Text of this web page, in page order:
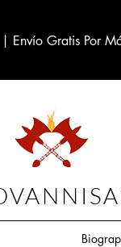
Envío Gratis Por